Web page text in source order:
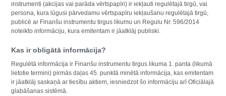
instrumenti (akcijas vai parāda vērtspapīri) ir iekļauti regulētajā tirgū, vai
persona, kura lūgusi pārvedamu vērtspapīru iekļaušanu regulētajā tirgū,
publicē ar Finanšu instrumentu tirgus likumu un Regulu Nr. 596/2014
noteikto informāciju, kura emitentam ir jāatklāj publiski.
Kas ir obligātā informācija?
Regulētā informācija ir Finanšu instrumentu tirgus likuma 1. panta (likumā
lietotie termini) pirmās daļas 45. punktā minētā informācija, kas emitentam
ir jāatklāj saskaņā ar tiesību aktiem, iesniedzot šo informāciju arī Oficiālajā
glabāšanas sistēmā.